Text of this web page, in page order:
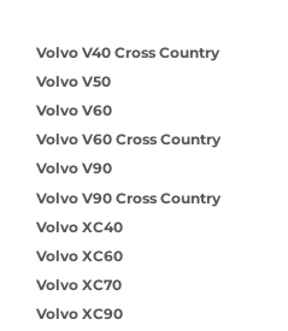
Volvo V40 Cross Country
Volvo V50
Volvo V60
Volvo V60 Cross Country
Volvo V90
Volvo V90 Cross Country
Volvo XC40
Volvo XC60
Volvo XC70
Volvo XC90